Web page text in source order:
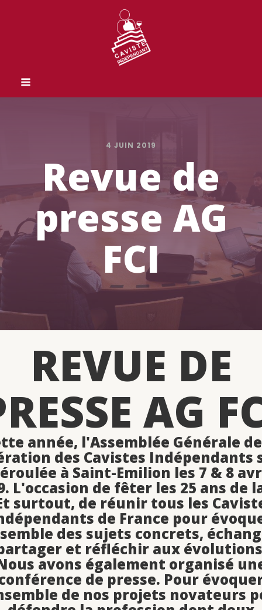
4 JUIN 2019
Revue de
presse AG
FCI
REVUE DE
AG
année, l'Assemblée Générale
des Cavistes Indépendants
à Saint-Emilion les 7 & 8
L'occasion de fêter les 25 ans de
surtout, de réunir tous les
de France pour
des sujets concrets,
et réfléchir aux
avons également organisé
de presse. Pour
de nos projets novateurs